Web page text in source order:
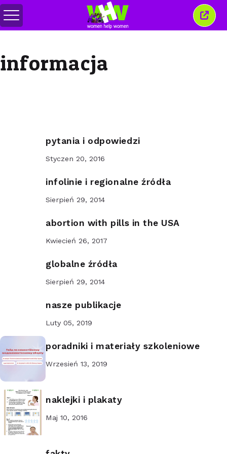
Przełącz
menu
to
informacja
pytania i odpowiedzi
Styczen 20, 2016
infolinie i regionalne źródła
Sierpień 29, 2014
abortion with pills in the USA
Kwiecień 26, 2017
globalne źródła
Sierpień 29, 2014
nasze publikacje
Luty 05, 2019
poradniki i materiały szkoleniowe
Wrzesień 13, 2019
naklejki i plakaty
Maj 10, 2016